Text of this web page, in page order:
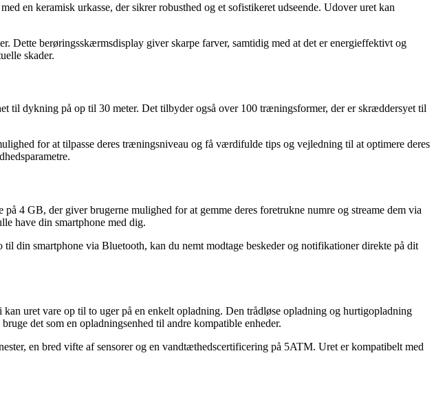
en keramisk urkasse, der sikrer robusthed og et sofistikeret udseende. Udover uret kan
berøringsskærmsdisplay giver skarpe farver, samtidig med at det er energieffektivt og
skader.
dykning på op til 30 meter. Det tilbyder også over 100 træningsformer, der er skræddersyet til
for at tilpasse deres træningsniveau og få værdifulde tips og vejledning til at optimere deres
4 GB, der giver brugerne mulighed for at gemme deres foretrukne numre og streame dem via
have din smartphone med dig.
din smartphone via Bluetooth, kan du nemt modtage beskeder og notifikationer direkte på dit
uret vare op til to uger på en enkelt opladning. Den trådløse opladning og hurtigopladning
det som en opladningsenhed til andre kompatible enheder.
en bred vifte af sensorer og en vandtæthedscertificering på 5ATM. Uret er kompatibelt med